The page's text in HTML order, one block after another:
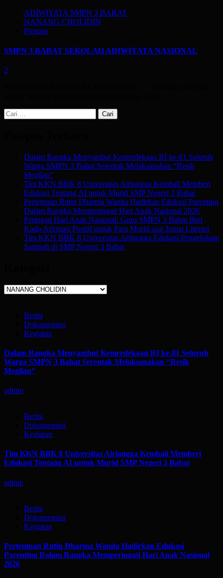
ADIWIYATA SMPN 3 BABAT
NANANG CHOLIDIN
Prestasi
SMPN 3 BABAT SEKOLAH ADIWIYATA NASIONAL
2
Cari
untuk:
Dalam Rangka Menyambut Kemerdekaan RI ke-81 Seluruh
Warga SMPN 3 Babat Serentak Melaksanakan “Resik
Megilan”
Tim KKN BBK 8 Universitas Airlangga Kembali Memberi
Edukasi Tentang AI untuk Murid SMP Negeri 3 Babat
Pertemuan Rutin Dharma Wanita Hadirkan Edukasi Parenting
Dalam Rangka Memperingati Hari Anak Nasional 2026
Peringati Hari Anak Nasional: Guru SMPN 3 Babat Beri
Kado Afirmasi Positif untuk Para Murid saat Jumat Literasi
Tim KKN BBK 8 Universitas Airlangga Edukasi Pengelolaan
Sampah di SMP Negeri 3 Babat
Kategori
Berita
Dokumentasi
Kegiatan
Dalam Rangka Menyambut Kemerdekaan RI ke-81 Seluruh
Warga SMPN 3 Babat Serentak Melaksanakan “Resik
Megilan”
admin
Berita
Dokumentasi
Kegiatan
Tim KKN BBK 8 Universitas Airlangga Kembali Memberi
Edukasi Tentang AI untuk Murid SMP Negeri 3 Babat
admin
Berita
Dokumentasi
Kegiatan
Pertemuan Rutin Dharma Wanita Hadirkan Edukasi
Parenting Dalam Rangka Memperingati Hari Anak Nasional
2026